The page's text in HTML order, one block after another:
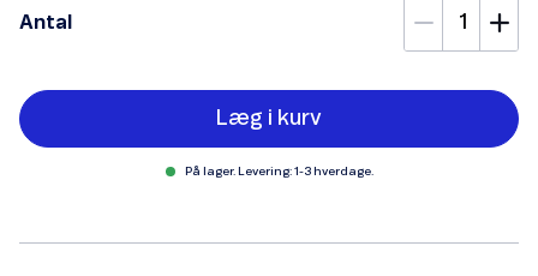
Antal
Læg i kurv
På lager. Levering: 1-3 hverdage.